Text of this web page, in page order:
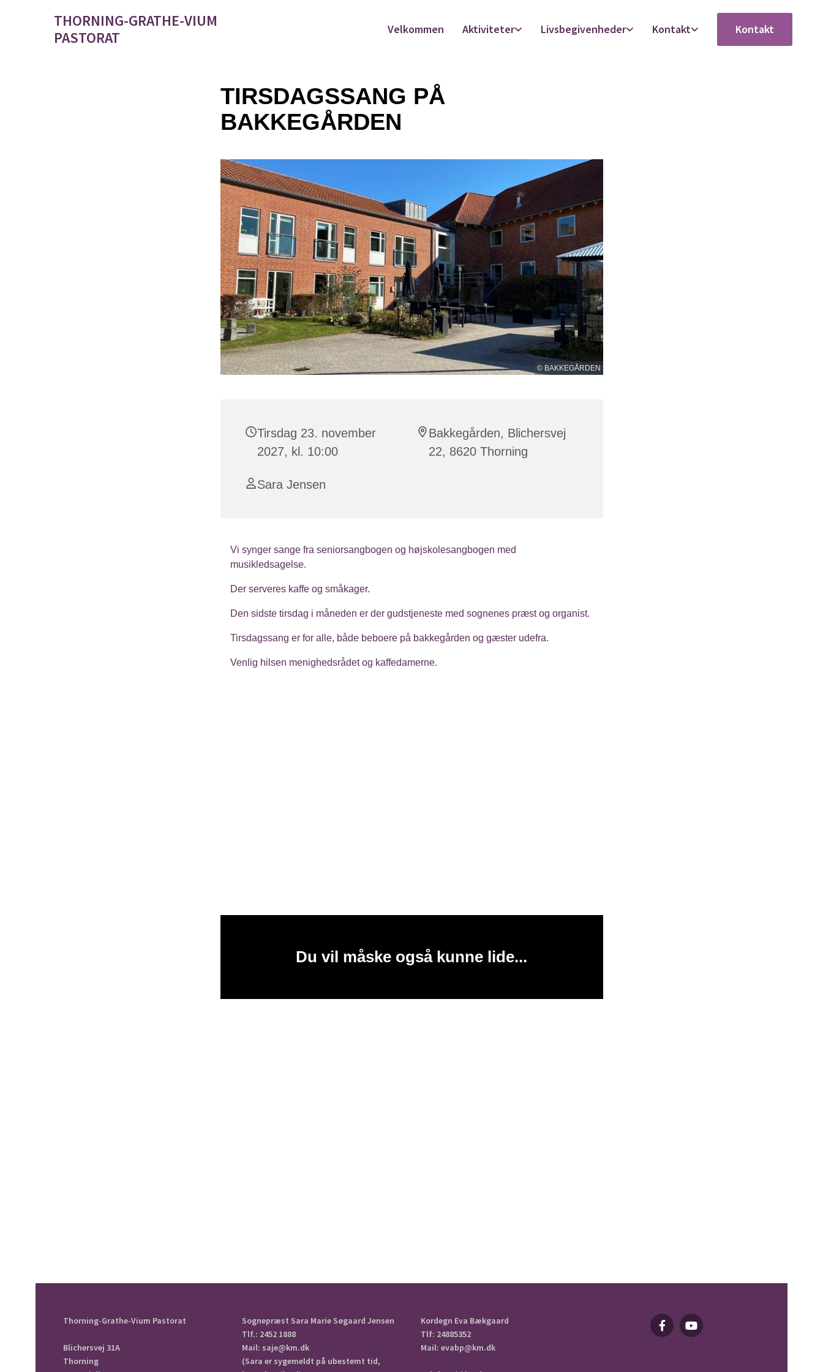
THORNING-GRATHE-VIUM
PASTORAT
Velkommen Aktiviteter Livsbegivenheder Kontakt Kontakt
TIRSDAGSSANG PÅ
BAKKEGÅRDEN
© BAKKEGÅRDEN
Tirsdag 23. november
2027, kl. 10:00
Bakkegården, Blichersvej
22, 8620 Thorning
Sara Jensen
Vi synger sange fra seniorsangbogen og højskolesangbogen med
musikledsagelse.
Der serveres kaffe og småkager.
Den sidste tirsdag i måneden er der gudstjeneste med sognenes præst og organist.
Tirsdagssang er for alle, både beboere på bakkegården og gæster udefra.
Venlig hilsen menighedsrådet og kaffedamerne.
Du vil måske også kunne lide...
Thorning-Grathe-Vium Pastorat
Blichersvej 31A
Thorning
Sognepræst Sara Marie Søgaard Jensen
Tlf.: 2452 1888
Mail: saje@km.dk
(Sara er sygemeldt på ubestemt tid,
Kordegn Eva Bækgaard
Tlf: 24885352
Mail: evabp@km.dk